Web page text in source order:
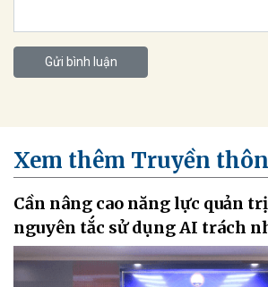
Gửi bình luận
Xem thêm Truyền
Cần nâng cao năng lực quản
nguyên tắc sử dụng AI trách